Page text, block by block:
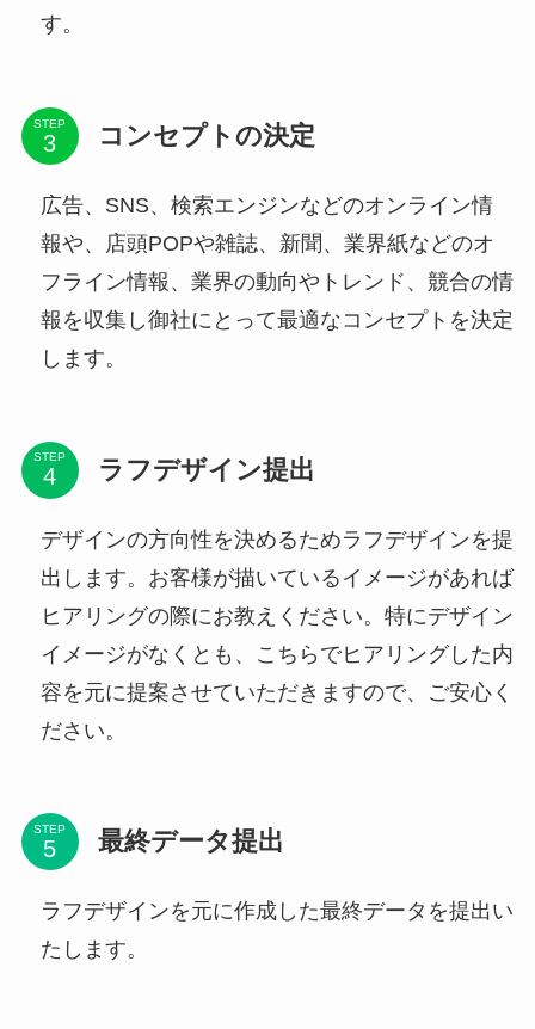
す。
STEP コンセプトの決定
広告、SNS、検索エンジンなどのオンライン情
報や、店頭POPや雑誌、新聞、業界紙などのオ
フライン情報、業界の動向やトレンド、競合の情
報を収集し御社にとって最適なコンセプトを決定
します。
STEP ラフデザイン提出
デザインの方向性を決めるためラフデザインを提
出します。お客様が描いているイメージがあれば
ヒアリングの際にお教えください。特にデザイン
イメージがなくとも、こちらでヒアリングした内
容を元に提案させていただきますので、ご安心く
ださい。
STEP 最終データ提出
ラフデザインを元に作成した最終データを提出い
たします。